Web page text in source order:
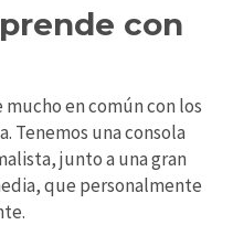
con
en común con los
Tenemos una consola
junto a una gran
que personalmente